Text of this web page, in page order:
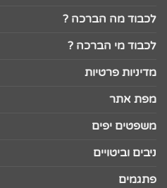
לכבוד מה הברכה ?
לכבוד מי הברכה ?
מדיניות פרטיות
מפת אתר
משפטים יפים
ניבים וביטויים
פתגמים